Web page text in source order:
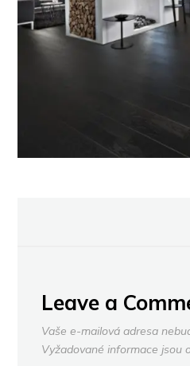
Leave a
Vaše e-mailová adresa
Vyžadované informace jsou